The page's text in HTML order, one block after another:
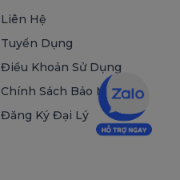
Liên Hệ
Tuyển Dụng
Điều Khoản Sử Dụng
Chính Sách Bảo Mật
Đăng Ký Đại Lý